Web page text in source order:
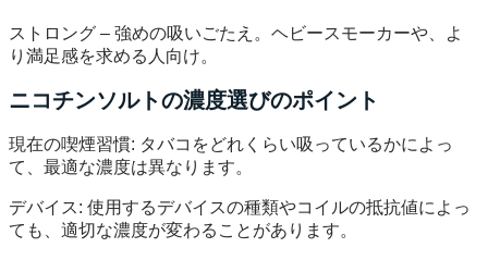
ストロング – 強めの吸いごたえ。ヘビースモーカーや、よ
り満足感を求める人向け。
ニコチンソルトの濃度選びのポイント
現在の喫煙習慣: タバコをどれくらい吸っているかによっ
て、最適な濃度は異なります。
デバイス: 使用するデバイスの種類やコイルの抵抗値によっ
ても、適切な濃度が変わることがあります。